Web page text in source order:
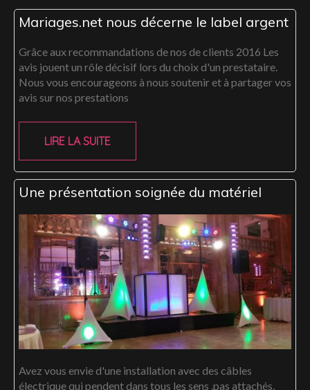
Mariages.net nous décerne le label argent
Grâce aux recommandations de nos de clients 2016 Les
avis jouent un rôle décisif lors du choix d'un prestataire.
Nous vous encourageons à nous soutenir et à partager vos
avis sur nos prestations
LIRE LA SUITE
Une présentation soignée du matériel
Avez vous envie d'une installation avec des câbles
électrique qui pendent dans tous les sens ,pas attachés,